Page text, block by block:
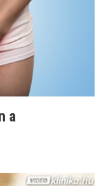
a